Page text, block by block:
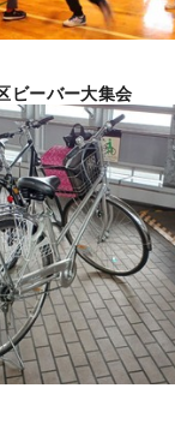
ビーバー大集会